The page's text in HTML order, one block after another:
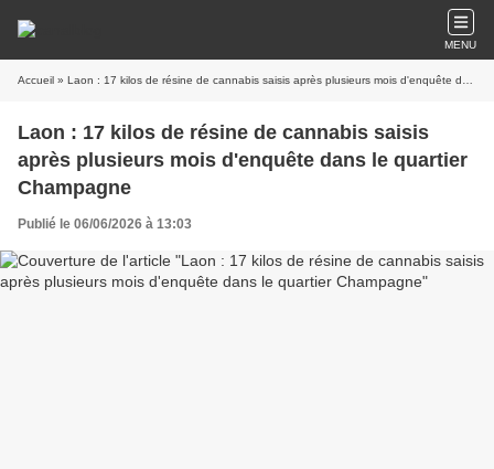
MENU
Accueil » Laon : 17 kilos de résine de cannabis saisis après plusieurs mois d'enquête dans le quartier Champagne
Laon : 17 kilos de résine de cannabis saisis
après plusieurs mois d'enquête dans le quartier
Champagne
Publié le 06/06/2026 à 13:03